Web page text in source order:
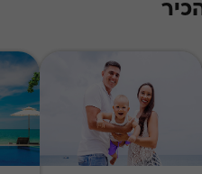
אוגוסט, הזמנת
במרבית המלונות,
פי
התשלום עבור התוספת